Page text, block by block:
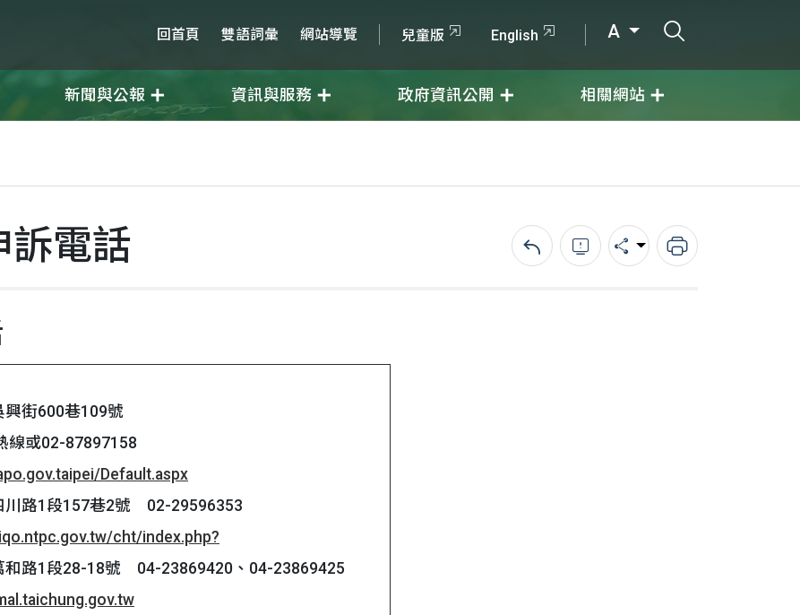
回首頁 雙語詞彙 網站導覽 兒童版 English A
新聞與公報 資訊與服務 政府資訊公開 相關網站
訴電話 回上一頁錯誤回報分享 列印
興街600巷109號
線或02-87897158
Default.aspx
川路1段157巷2號 02-29596353
cht/index.php?
和路1段28-18號 04-23869420、04-23869425